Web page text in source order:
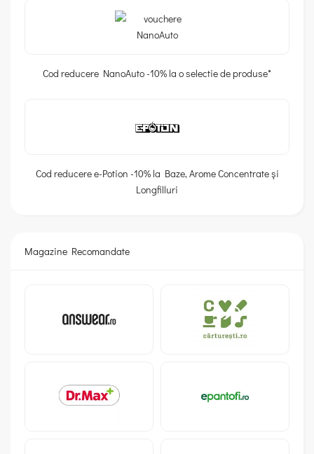
Cod reducere NanoAuto -10% la o selectie de produse*
Cod reducere e-Potion -10% la Baze, Arome Concentrate și
Longfilluri
Magazine Recomandate